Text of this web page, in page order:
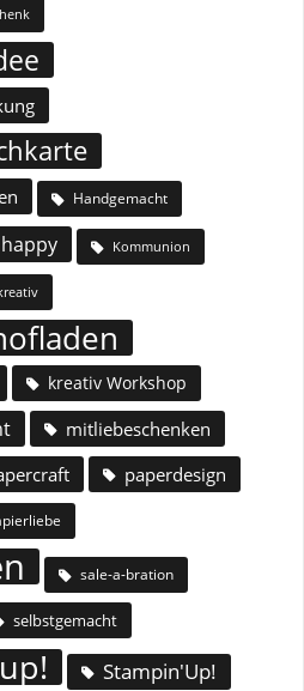
Handgemacht
happy Kommunion
kreativ Workshop
mitliebeschenken
paperdesign
sale-a-bration
selbstgemacht
Stampin'Up!